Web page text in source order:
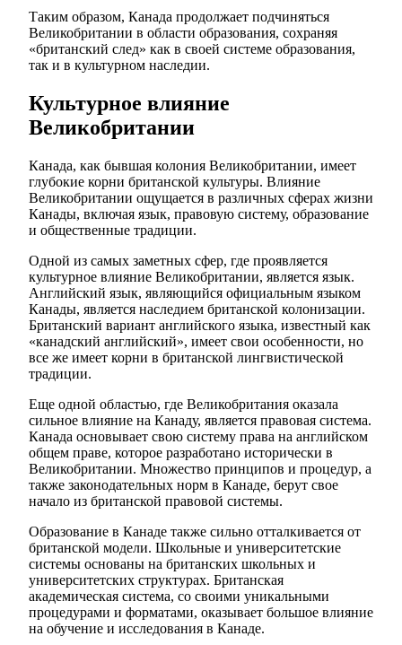
Таким образом, Канада продолжает подчиняться
Великобритании в области образования, сохраняя
«британский след» как в своей системе образования,
так и в культурном наследии.
Культурное влияние
Великобритании
Канада, как бывшая колония Великобритании, имеет
глубокие корни британской культуры. Влияние
Великобритании ощущается в различных сферах жизни
Канады, включая язык, правовую систему, образование
и общественные традиции.
Одной из самых заметных сфер, где проявляется
культурное влияние Великобритании, является язык.
Английский язык, являющийся официальным языком
Канады, является наследием британской колонизации.
Британский вариант английского языка, известный как
«канадский английский», имеет свои особенности, но
все же имеет корни в британской лингвистической
традиции.
Еще одной областью, где Великобритания оказала
сильное влияние на Канаду, является правовая система.
Канада основывает свою систему права на английском
общем праве, которое разработано исторически в
Великобритании. Множество принципов и процедур, а
также законодательных норм в Канаде, берут свое
начало из британской правовой системы.
Образование в Канаде также сильно отталкивается от
британской модели. Школьные и университетские
системы основаны на британских школьных и
университетских структурах. Британская
академическая система, со своими уникальными
процедурами и форматами, оказывает большое влияние
на обучение и исследования в Канаде.